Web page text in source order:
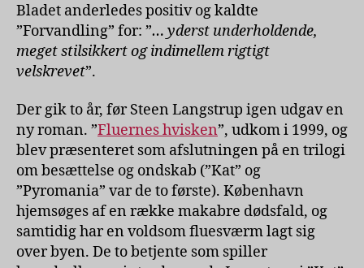
Bladet anderledes positiv og kaldte
”Forvandling” for: ”… yderst underholdende,
meget stilsikkert og indimellem rigtigt
velskrevet”.
Der gik to år, før Steen Langstrup igen udgav en
ny roman. ”Fluernes hvisken”, udkom i 1999, og
blev præsenteret som afslutningen på en trilogi
om besættelse og ondskab (”Kat” og
”Pyromania” var de to første). København
hjemsøges af en række makabre dødsfald, og
samtidig har en voldsom fluesværm lagt sig
over byen. De to betjente som spiller